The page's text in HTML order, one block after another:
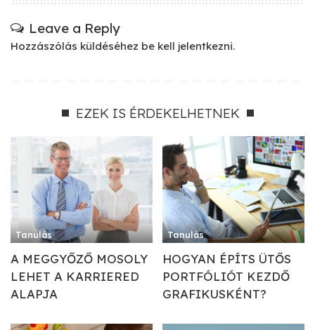
Leave a Reply
Hozzászólás küldéséhez be kell jelentkezni.
EZEK IS ÉRDEKELHETNEK
Tanulás
A MEGGYŐZŐ MOSOLY
LEHET A KARRIERED
ALAPJA
Tanulás
HOGYAN ÉPÍTS ÜTŐS
PORTFÓLIÓT KEZDŐ
GRAFIKUSKÉNT?